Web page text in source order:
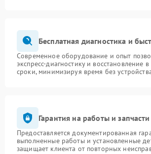
Бесплатная диагностика и
Современное оборудование и опыт
экспресс-диагностику и восстановление
сроки, минимизируя время без
Гарантия на работы и запчасти
Предоставляется документированная
выполненные работы и установленные
защищает клиента от повторных